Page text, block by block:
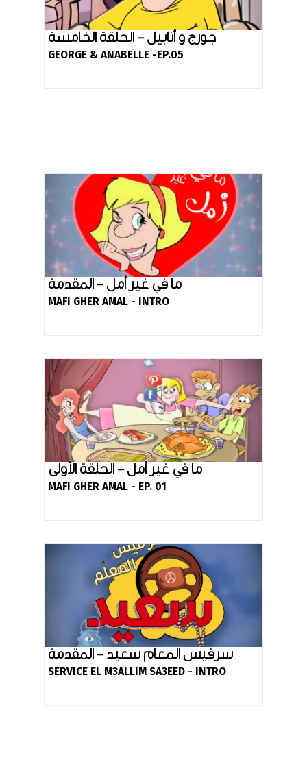
جورج و أنابيل - الحلقة الخامسة
GEORGE & ANABELLE -EP.05
ما في غير أمل - المقدمة
MAFI GHER AMAL - INTRO
ما في غير أمل - الحلقة الأولى
MAFI GHER AMAL - EP. 01
سرفيس المعام سعيد - المقدمة
SERVICE EL M3ALLIM SA3EED - INTRO